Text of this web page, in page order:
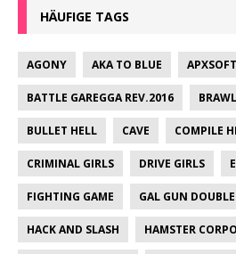
HÄUFIGE TAGS
AGONY AKA TO BLUE APXSOFT
BATTLE GAREGGA REV.2016
BULLET HELL CAVE COMPILE
CRIMINAL GIRLS DRIVE GIRLS
FIGHTING GAME GAL GUN DOUBLE
HACK AND SLASH HAMSTER